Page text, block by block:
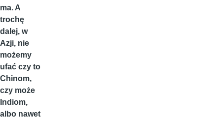
ma. A
trochę
dalej, w
Azji, nie
możemy
ufać czy to
Chinom,
czy może
Indiom,
albo nawet